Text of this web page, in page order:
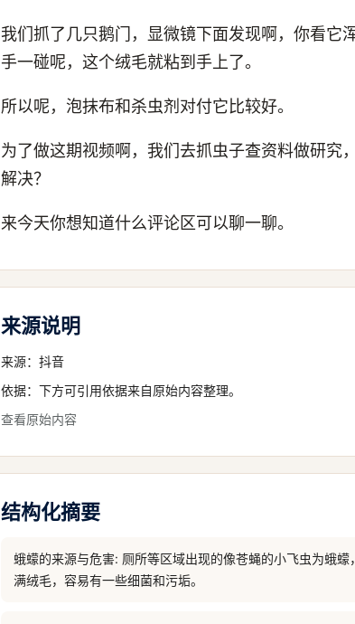
我们抓了几只鹅门，显微镜下面发现啊，你看它
手一碰呢，这个绒毛就粘到手上了。
所以呢，泡抹布和杀虫剂对付它比较好。
为了做这期视频啊，我们去抓虫子查资料做研究
解决？
来今天你想知道什么评论区可以聊一聊。
来源说明
来源： 抖音
依据：下方可引用依据来自原始内容整理。
查看原始内容
结构化摘要
蛾蠓的来源与危害: 厕所等区域出现的像苍蝇的小飞虫为蛾
满绒毛，容易有一些细菌和污垢。